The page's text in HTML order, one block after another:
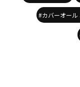
#カバーオール